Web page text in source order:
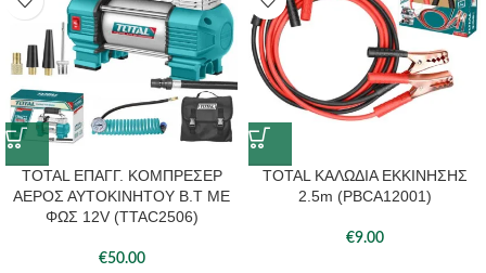
TOTAL ΕΠΑΓΓ. ΚΟΜΠΡΕΣΕΡ
ΑΕΡΟΣ ΑΥΤΟΚΙΝΗΤΟΥ Β.Τ ΜΕ
ΦΩΣ 12V (TTAC2506)
€50.00
TOTAL ΚΑΛΩΔΙΑ ΕΚΚΙΝΗΣΗΣ
2.5m (PBCA12001)
€9.00